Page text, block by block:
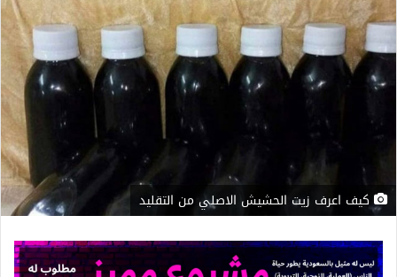
كيف اعرف زيت الحشيش الاصلي من التقليد